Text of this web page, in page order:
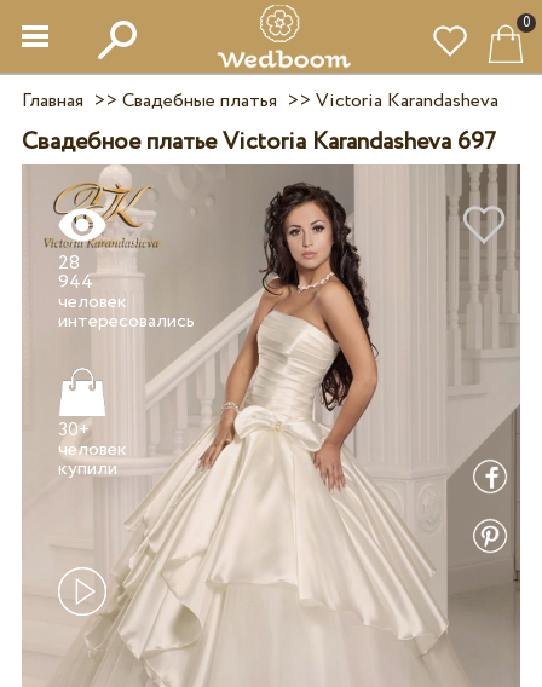
0
Главная >> Свадебные платья >> Victoria Karandasheva
Свадебное платье Victoria Karandasheva 697
28
944
человек
30+
человек
купили